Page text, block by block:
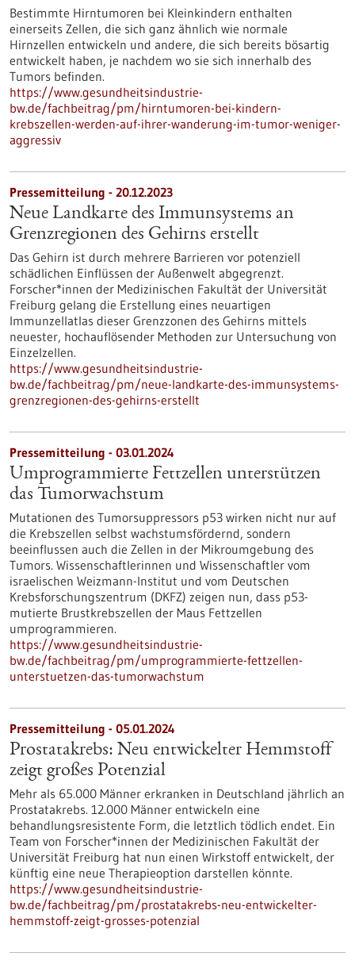
Bestimmte Hirntumoren bei Kleinkindern enthalten
einerseits Zellen, die sich ganz ähnlich wie normale
Hirnzellen entwickeln und andere, die sich bereits bösartig
entwickelt haben, je nachdem wo sie sich innerhalb des
Tumors befinden.
https://www.gesundheitsindustrie-
bw.de/fachbeitrag/pm/hirntumoren-bei-kindern-
krebszellen-werden-auf-ihrer-wanderung-im-tumor-weniger-
aggressiv
Pressemitteilung - 20.12.2023
Neue Landkarte des Immunsystems an
Grenzregionen des Gehirns erstellt
Das Gehirn ist durch mehrere Barrieren vor potenziell
schädlichen Einflüssen der Außenwelt abgegrenzt.
Forscher*innen der Medizinischen Fakultät der Universität
Freiburg gelang die Erstellung eines neuartigen
Immunzellatlas dieser Grenzzonen des Gehirns mittels
neuester, hochauflösender Methoden zur Untersuchung von
Einzelzellen.
https://www.gesundheitsindustrie-
bw.de/fachbeitrag/pm/neue-landkarte-des-immunsystems-
grenzregionen-des-gehirns-erstellt
Pressemitteilung - 03.01.2024
Umprogrammierte Fettzellen unterstützen
das Tumorwachstum
Mutationen des Tumorsuppressors p53 wirken nicht nur auf
die Krebszellen selbst wachstumsfördernd, sondern
beeinflussen auch die Zellen in der Mikroumgebung des
Tumors. Wissenschaftlerinnen und Wissenschaftler vom
israelischen Weizmann-Institut und vom Deutschen
Krebsforschungszentrum (DKFZ) zeigen nun, dass p53-
mutierte Brustkrebszellen der Maus Fettzellen
umprogrammieren.
https://www.gesundheitsindustrie-
bw.de/fachbeitrag/pm/umprogrammierte-fettzellen-
unterstuetzen-das-tumorwachstum
Pressemitteilung - 05.01.2024
Prostatakrebs: Neu entwickelter Hemmstoff
zeigt großes Potenzial
Mehr als 65.000 Männer erkranken in Deutschland jährlich an
Prostatakrebs. 12.000 Männer entwickeln eine
behandlungsresistente Form, die letztlich tödlich endet. Ein
Team von Forscher*innen der Medizinischen Fakultät der
Universität Freiburg hat nun einen Wirkstoff entwickelt, der
künftig eine neue Therapieoption darstellen könnte.
https://www.gesundheitsindustrie-
bw.de/fachbeitrag/pm/prostatakrebs-neu-entwickelter-
hemmstoff-zeigt-grosses-potenzial